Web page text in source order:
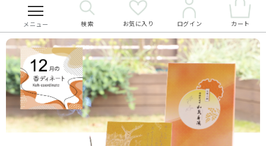
メニュー 検索 お気に入り ログイン カート